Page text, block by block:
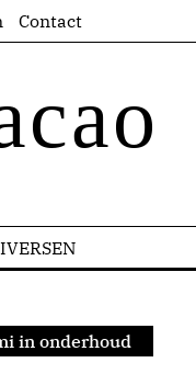
Contact
in onderhoud